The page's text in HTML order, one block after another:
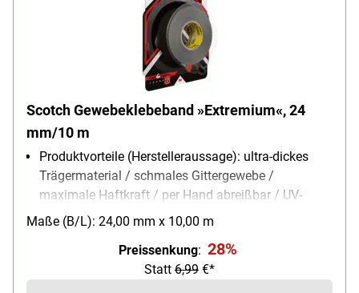
Scotch Gewebeklebeband »Extremium«, 24
mm/10 m
Produktvorteile (Herstelleraussage): ultra-dickes
Trägermaterial / schmales Gittergewebe /
maximale Haftkraft / per Hand abreißbar / UV-
beständig
Produktverwendung: Maximale Haftkraft für die
anspruchsvollsten Reparaturen
Maße (B/L): 24,00 mm x 10,00 m
Preissenkung: 28%
Statt 6,99 €*